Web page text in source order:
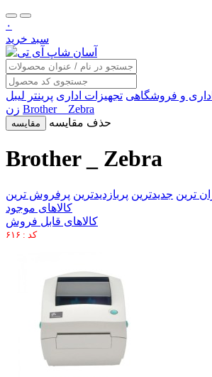
۰
سبد خرید
و فروشگاهی تجهیزات اداری پرینتر لیبل
زن Brother _ Zebra
مقایسه حذف مقایسه
Brother _ Zebra
ترین جدیدترین پربازدیدترین پرفروش ترین
کالاهای موجود
کالاهای قابل فروش
کد : ۶۱۶